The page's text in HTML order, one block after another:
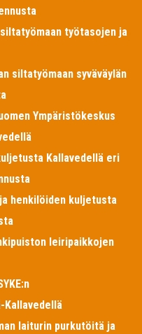
siltatyömaan työtasojen ja
siltatyömaan syväväylän
Ympäristökeskus
Kallavedellä eri
henkilöiden kuljetusta
leiripaikkojen
laiturin purkutöitä ja